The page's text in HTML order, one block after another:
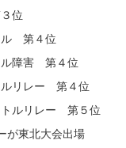
位
ル 第４位
障害 第４位
ルリレー 第４位
ルリレー 第５位
が東北大会出場